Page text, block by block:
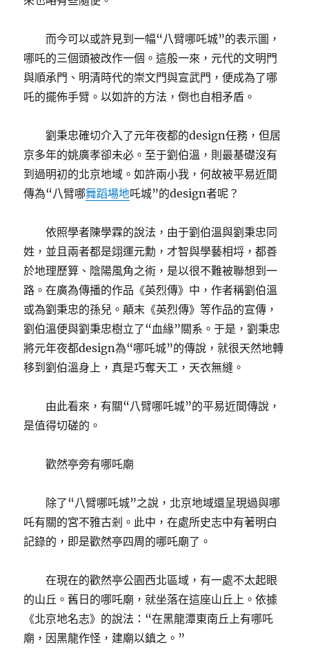
而今可以或許見到一幅“八臂哪吒城”的表示圖，
哪吒的三個頭被改作一個。這般一來，元代的文明門
與順承門、明清時代的崇文門與宣武門，便成為了哪
吒的擺佈手臂。以如許的方法，倒也自相矛盾。
劉秉忠確切介入了元年夜都的design任務，但居
京多年的姚廣孝卻未必。至于劉伯溫，則最基礎沒有
到過明初的北京地域。如許兩小我，何故被平易近間
傳為“八臂哪舞蹈場地吒城”的design者呢？
依照學者陳學霖的說法，由于劉伯溫與劉秉忠同
姓，並且兩者都是翊運元勳，才智與學藝相埒，都善
於地理歷算、陰陽風角之術，是以很不難被聯想到一
路。在廣為傳播的作品《英烈傳》中，作者稱劉伯溫
或為劉秉忠的孫兒。顛末《英烈傳》等作品的宣傳，
劉伯溫便與劉秉忠樹立了“血緣”關系。于是，劉秉忠
將元年夜都design為“哪吒城”的傳說，就很天然地轉
移到劉伯溫身上，真是巧奪天工，天衣無縫。
由此看來，有關“八臂哪吒城”的平易近間傳說，
是值得切磋的。
歡然亭旁有哪吒廟
除了“八臂哪吒城”之說，北京地域還呈現過與哪
吒有關的宮不雅古剎。此中，在處所史志中有著明白
記錄的，即是歡然亭四周的哪吒廟了。
在現在的歡然亭公園西北區域，有一處不太起眼
的山丘。舊日的哪吒廟，就坐落在這座山丘上。依據
《北京地名志》的說法：“在黑龍潭東南丘上有哪吒
廟，因黑龍作怪，建廟以鎮之。”